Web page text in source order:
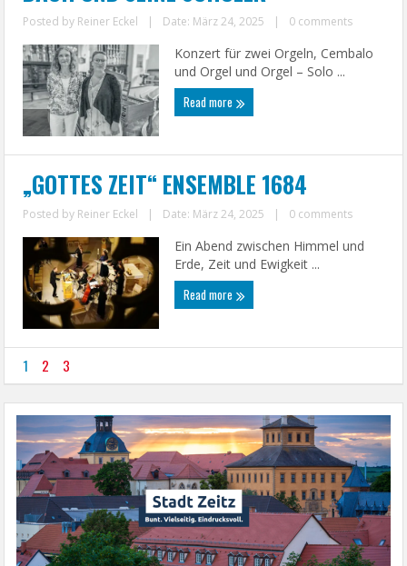
Posted by Reiner Eckel | Date: März 24, 2025 | 0 comments
Konzert für zwei Orgeln, Cembalo
und Orgel und Orgel – Solo ...
Read more
„GOTTES ZEIT“ ENSEMBLE 1684
Posted by Reiner Eckel | Date: März 24, 2025 | 0 comments
Ein Abend zwischen Himmel und
Erde, Zeit und Ewigkeit ...
Read more
1 2 3